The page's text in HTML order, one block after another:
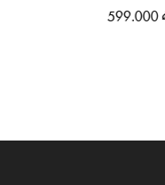
599.000 ₫